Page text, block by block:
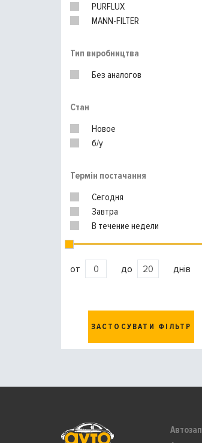
PURFLUX
MANN-FILTER
Тип виробництва
Без аналогов
Стан
Новое
б/у
Термін постачання
Сегодня
Завтра
В течение недели
от до днів
ЗАСТОСУВАТИ ФІЛЬТР